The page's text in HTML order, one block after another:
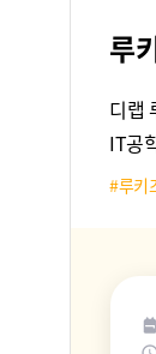
루
디랩
IT공
#루키